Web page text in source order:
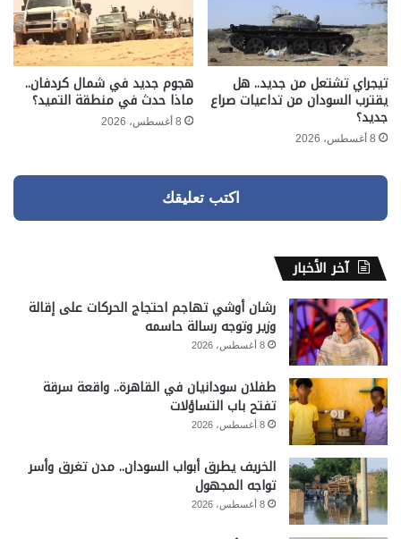
تيجراي تشتعل من جديد.. هل
يقترب السودان من تداعيات صراع
جديد؟
8 أغسطس، 2026
هجوم جديد في شمال كردفان..
ماذا حدث في منطقة التميد؟
8 أغسطس، 2026
اكتب تعليقك
آخر الأخبار
رشان أوشي تهاجم احتجاج الحركات على إقالة
وزير وتوجه رسالة حاسمه
8 أغسطس، 2026
طفلان سودانيان في القاهرة.. واقعة سرقة
تفتح باب التساؤلات
8 أغسطس، 2026
الخريف يطرق أبواب السودان.. مدن تغرق وأسر
تواجه المجهول
8 أغسطس، 2026